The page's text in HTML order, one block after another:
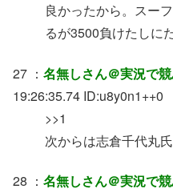
良かったから。スー
るが3500負けたしに
27 ： 名無しさん＠実況で
19:26:35.74 ID:u8y0n1++0
>>1
次からは志倉千代丸
28 ： 名無しさん＠実況で